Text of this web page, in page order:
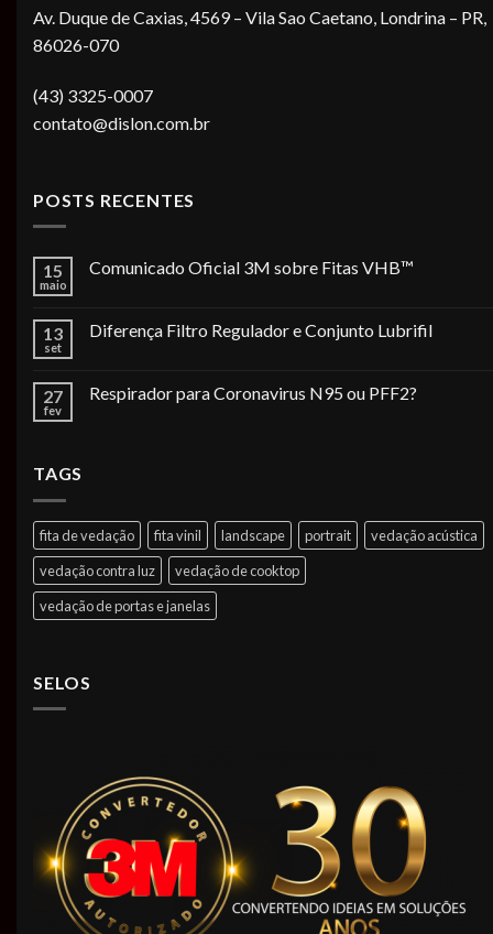
Av. Duque de Caxias, 4569 – Vila Sao Caetano, Londrina – PR,
86026-070
(43) 3325-0007
contato@dislon.com.br
POSTS RECENTES
15
maio
Comunicado Oficial 3M sobre Fitas VHB™
13
set
Diferença Filtro Regulador e Conjunto Lubrifil
27
fev
Respirador para Coronavirus N95 ou PFF2?
TAGS
fita de vedação fita vinil landscape portrait
vedação acústica
vedação contra luz
vedação de cooktop
vedação de portas e janelas
SELOS